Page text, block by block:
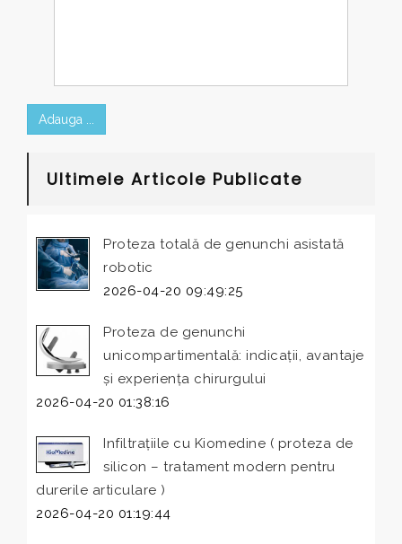
Adauga ...
Ultimele Articole Publicate
Proteza totală de genunchi asistată
robotic
2026-04-20 09:49:25
Proteza de genunchi
unicompartimentală: indicații, avantaje
și experiența chirurgului
2026-04-20 01:38:16
Infiltrațiile cu Kiomedine ( proteza de
silicon – tratament modern pentru
durerile articulare )
2026-04-20 01:19:44